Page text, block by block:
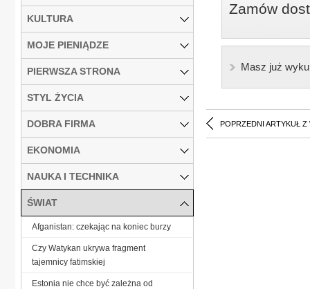
Zamów
Masz już
POPRZEDNI ARTYKUŁ Z
KULTURA
MOJE PIENIĄDZE
PIERWSZA STRONA
STYL ŻYCIA
DOBRA FIRMA
EKONOMIA
NAUKA I TECHNIKA
ŚWIAT
Afganistan: czekając na koniec burzy
Czy Watykan ukrywa fragment
tajemnicy fatimskiej
Estonia nie chce być zależna od